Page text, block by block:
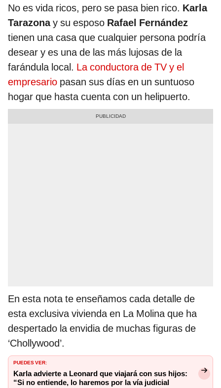
No es vida ricos, pero se pasa bien rico. Karla
Tarazonay su esposo Rafael Fernández
tienen una casa que cualquier persona podría
desear y es una de las más lujosas de la
farándula local. La conductora de TV y el
empresario pasan sus días en un suntuoso
hogar que hasta cuenta con un helipuerto.
En esta nota te enseñamos cada detalle de
esta exclusiva vivienda en La Molina que ha
despertado la envidia de muchas figuras de
‘Chollywood’.
PUEDES VER:
Karla advierte a Leonard que viajará con sus hijos:
“Si no entiende, lo haremos por la vía judicial